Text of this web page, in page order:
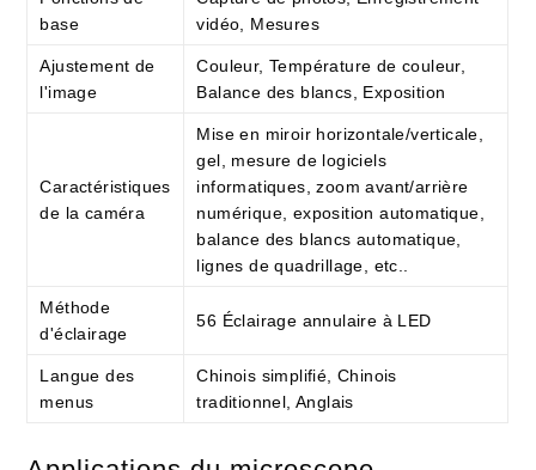
base
vidéo, Mesures
Ajustement de
l'image
Couleur, Température de couleur,
Balance des blancs, Exposition
Caractéristiques
de la caméra
Mise en miroir horizontale/verticale,
gel, mesure de logiciels
informatiques, zoom avant/arrière
numérique, exposition automatique,
balance des blancs automatique,
lignes de quadrillage, etc..
Méthode
d'éclairage
56 Éclairage annulaire à LED
Langue des
menus
Chinois simplifié, Chinois
traditionnel, Anglais